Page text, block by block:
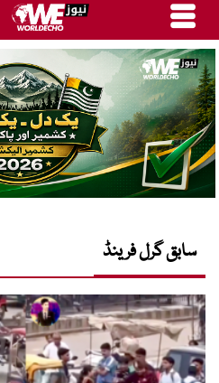
سابق گرل فرینڈ